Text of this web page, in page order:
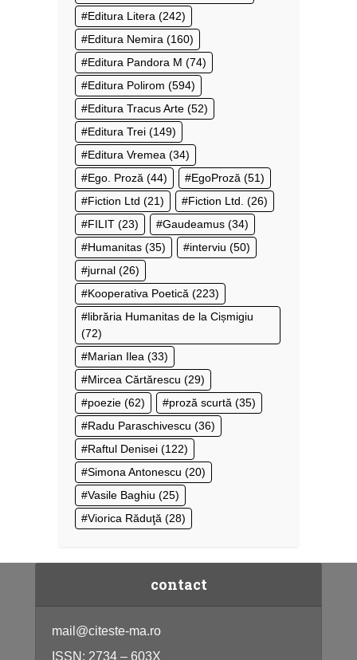
Editura Litera (242)
Editura Nemira (160)
Editura Pandora M (74)
Editura Polirom (594)
Editura Tracus Arte (52)
Editura Trei (149)
Editura Vremea (34)
Ego. Proză (44) EgoProză (51)
Fiction Ltd (21) Fiction Ltd. (26)
FILIT (23) Gaudeamus (34)
Humanitas (35) interviu (50)
jurnal (26)
Kooperativa Poetică (223)
librăria Humanitas de la Cișmigiu
(72)
Marian Ilea (33)
Mircea Cărtărescu (29)
poezie (62) proză scurtă (35)
Radu Paraschivescu (36)
Raftul Denisei (122)
Simona Antonescu (20)
Vasile Baghiu (25)
Viorica Răduţă (28)
contact
mail@citeste-ma.ro
ISSN: 2734 – 603X